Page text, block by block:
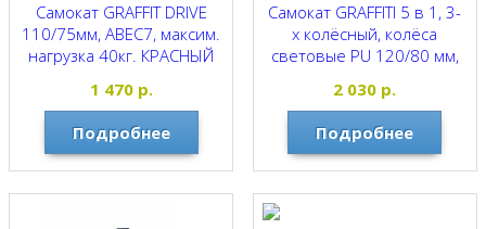
Самокат GRAFFIT DRIVE
110/75мм, ABEC7, максим.
нагрузка 40кг. КРАСНЫЙ
GRAFFITI
1 470р.
Подробнее
Самокат GRAFFITI 5 в 1, 3-
х колёсный, колёса
световые PU 120/80 мм,
РОЗОВЫЙ
GRAFFITI
2 030 р.
Подробнее